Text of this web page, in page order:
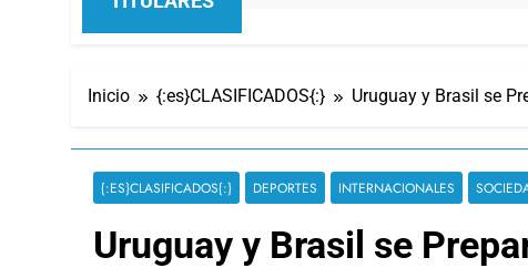
Inicio {:es}CLASIFICADOS{:} Uruguay y Brasil se
{:ES}CLASIFICADOS{:} DEPORTES INTERNACIONALES
Uruguay y Brasil se